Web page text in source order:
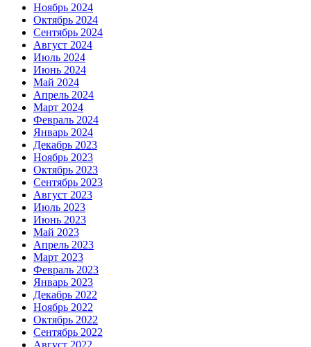
Ноябрь 2024
Октябрь 2024
Сентябрь 2024
Август 2024
Июль 2024
Июнь 2024
Май 2024
Апрель 2024
Март 2024
Февраль 2024
Январь 2024
Декабрь 2023
Ноябрь 2023
Октябрь 2023
Сентябрь 2023
Август 2023
Июль 2023
Июнь 2023
Май 2023
Апрель 2023
Март 2023
Февраль 2023
Январь 2023
Декабрь 2022
Ноябрь 2022
Октябрь 2022
Сентябрь 2022
Август 2022